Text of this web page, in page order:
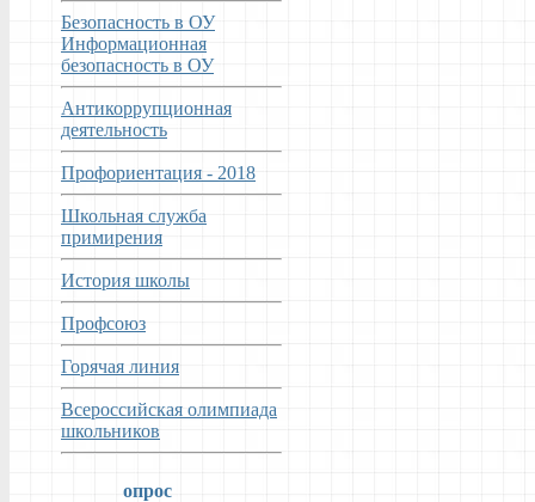
Безопасность в ОУ
Информационная
безопасность в ОУ
Антикоррупционная
деятельность
Профориентация - 2018
Школьная служба
примирения
История школы
Профсоюз
Горячая линия
Всероссийская олимпиада
школьников
опрос